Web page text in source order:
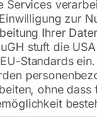
Services
zur
Ihrer
stuft die
Standards
ohne dass